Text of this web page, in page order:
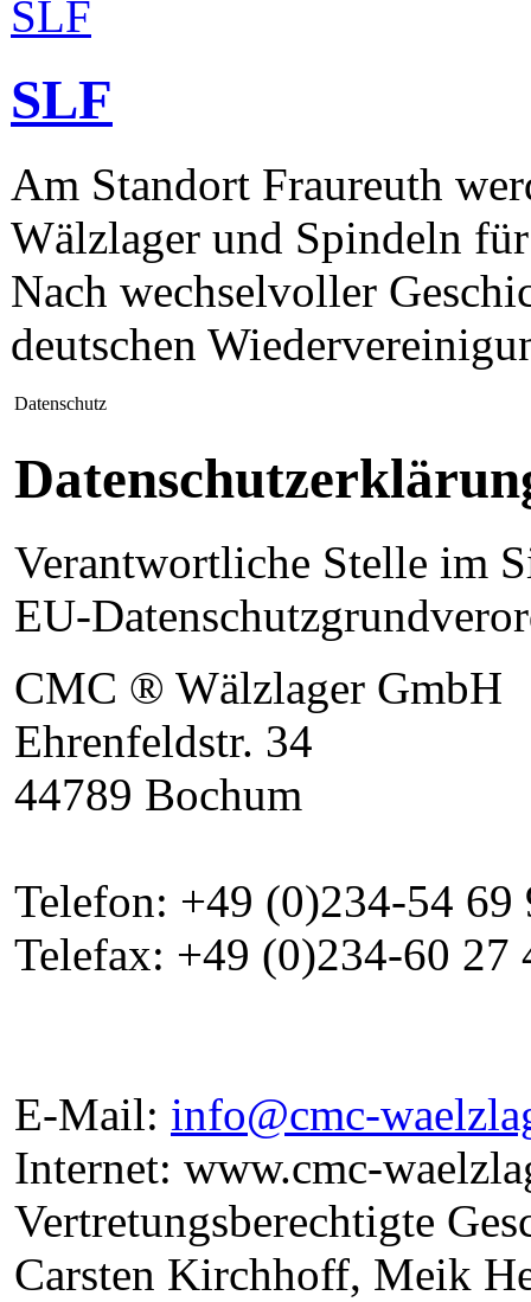
SLF
Am Standort Fraureuth
Wälzlager und Spindeln
Nach wechselvoller
deutschen
Datenschutz
Verantwortliche Stelle im
EU-
CMC ® Wälzlager GmbH
Ehrenfeldstr. 34
44789 Bochum
Telefon: +49 (0)234-54 69
Telefax: +49 (0)234-60 27
E-Mail: info@cmc-
Internet: www.cmc-
Vertretungsberechtigte
Carsten Kirchhoff, Meik